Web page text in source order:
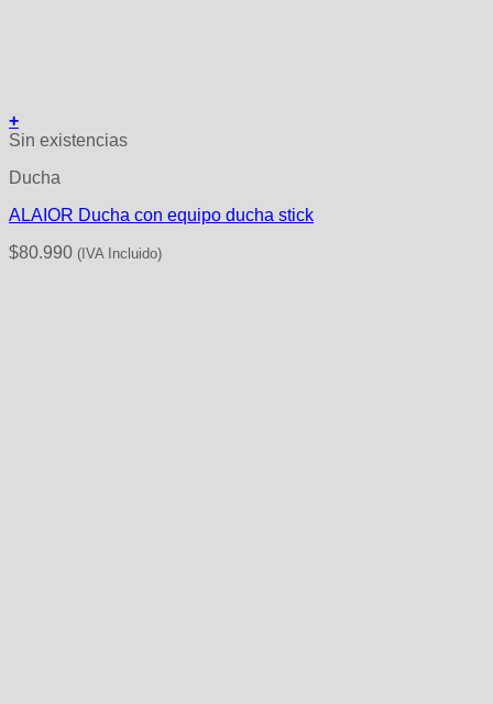
+
Sin existencias
Ducha
ALAIOR Ducha con equipo ducha stick
$80.990 (IVA Incluido)